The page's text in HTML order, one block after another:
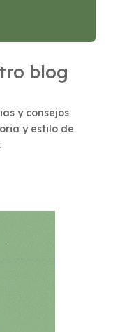
blog
y consejos
y estilo de